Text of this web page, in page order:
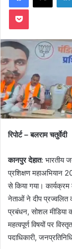
Pocket
रिपोर्ट – बलराम चतुर्वेदी
कानपुर देहात: भारतीय
प्रशिक्षण महाअभियान
से किया गया।
नेताओं ने दीप प्रज्वलित
प्रबंधन, सोशल मीडिया
महत्वपूर्ण विषयों पर
पदाधिकारी,